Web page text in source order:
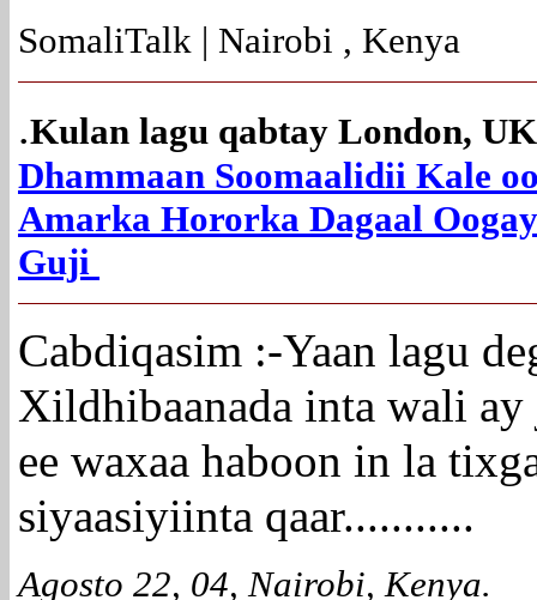
SomaliTalk | Nairobi , Kenya
.Kulan lagu qabtay London,
Dhammaan Soomaalidii Kale
Amarka Hororka Dagaal
Guji
Cabdiqasim :-Yaan lagu
Xildhibaanada inta wali
ee waxaa haboon in la
siyaasiyiinta qaar...........
Agosto 22, 04, Nairobi, Kenya.